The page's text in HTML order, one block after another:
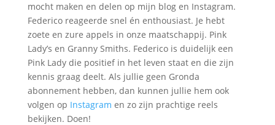
mocht maken en delen op mijn blog en Instagram.
Federico reageerde snel én enthousiast. Je hebt
zoete en zure appels in onze maatschappij. Pink
Lady’s en Granny Smiths. Federico is duidelijk een
Pink Lady die positief in het leven staat en die zijn
kennis graag deelt. Als jullie geen Gronda
abonnement hebben, dan kunnen jullie hem ook
volgen op Instagram en zo zijn prachtige reels
bekijken. Doen!